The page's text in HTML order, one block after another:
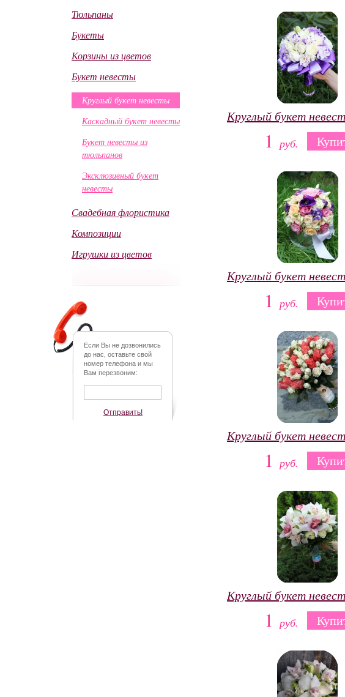
Круглый букет
1 руб.
Круглый букет
1 руб.
Круглый букет
1 руб.
Круглый букет
1 руб.
Тюльпаны
Букеты
Корзины из цветов
Букет невесты
Круглый букет невесты
Каскадный букет невесты
Букет невесты из
тюльпанов
Эксклюзивный букет
невесты
Свадебная флористика
Композиции
Игрушки из цветов
Если Вы не дозвонились
до нас, оставьте свой
номер телефона и мы
Вам перезвоним:
Отправить!